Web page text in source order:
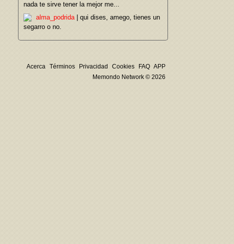
nada te sirve tener la mejor me...
alma_podrida| qui dises, amego, tienes un
segarro o no.
Acerca Términos Privacidad Cookies FAQ APP
Memondo Network © 2026